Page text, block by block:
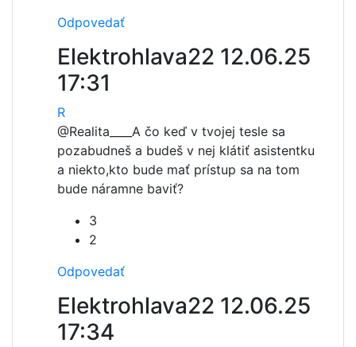
Odpovedať
Elektrohlava22 12.06.25
17:31
R
@Realita____ A čo keď v tvojej tesle sa
pozabudneš a budeš v nej klátiť asistentku
a niekto,kto bude mať prístup sa na tom
bude náramne baviť?
3
2
Odpovedať
Elektrohlava22 12.06.25
17:34